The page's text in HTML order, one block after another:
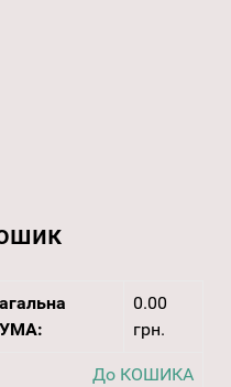
0.00
грн.
До КОШИКА